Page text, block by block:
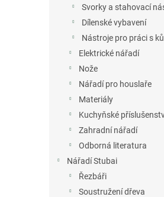
Svorky a stahovací
Dílenské vybavení
Nástroje pro práci s
Elektrické nářadí
Nože
Nářadí pro houslaře
Materiály
Kuchyňské
Zahradní nářadí
Odborná literatura
Nářadí Stubai
Řezbáři
Soustružení dřeva